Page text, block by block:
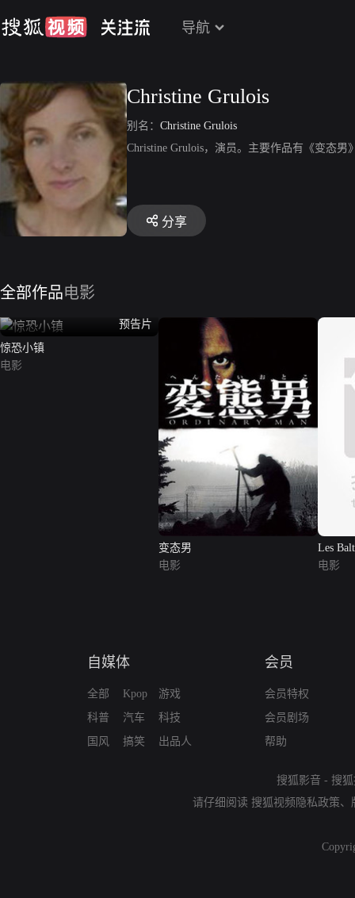
导航
Christine Grulois
别名： Christine Grulois
Christine Grulois，演员。主要作品有《变态男
分享
全部作品电影
预告片
惊恐小镇
电影
变态男
电影
Les
电影
自媒体
全部
科普
国风
Kpop
汽车
搞笑
游戏
科技
出品人
会员
会员特权
会员剧场
帮助
搜狐影音 - 搜
请仔细阅读 搜狐视频隐私政策、